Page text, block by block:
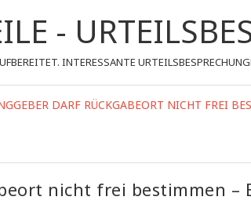
-
INTERESSANTE
DARF RÜCKGABEORT NICHT FREI
nicht frei bestimmen –